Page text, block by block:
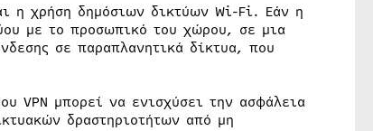
η χρήση δημόσιων δικτύων Wi-Fi. Εάν η
με το προσωπικό του χώρου, σε μια
σε παραπλανητικά δίκτυα, που
VPN μπορεί να ενισχύσει την ασφάλεια
δραστηριοτήτων από μη